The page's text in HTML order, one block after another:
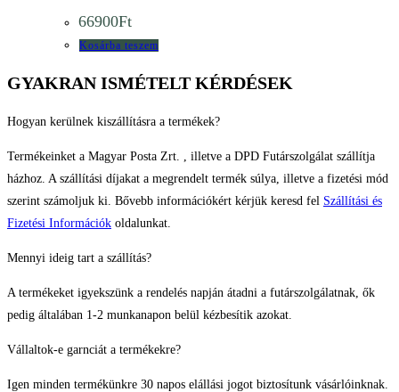
66900Ft
Kosárba teszem
GYAKRAN ISMÉTELT KÉRDÉSEK
Hogyan kerülnek kiszállításra a termékek?
Termékeinket a Magyar Posta Zrt. , illetve a DPD Futárszolgálat szállítja
házhoz. A szállítási díjakat a megrendelt termék súlya, illetve a fizetési mód
szerint számoljuk ki. Bővebb információkért kérjük keresd fel Szállítási és
Fizetési Információk oldalunkat.
Mennyi ideig tart a szállítás?
A termékeket igyekszünk a rendelés napján átadni a futárszolgálatnak, ők
pedig általában 1-2 munkanapon belül kézbesítik azokat.
Vállaltok-e garnciát a termékekre?
Igen minden termékünkre 30 napos elállási jogot biztosítunk vásárlóinknak.